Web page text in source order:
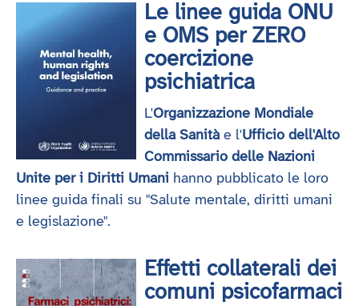
Le linee guida ONU
e OMS per ZERO
coercizione
psichiatrica
L'Organizzazione Mondiale
della Sanitàe l'Ufficio dell'Alto
Commissario delle Nazioni
Unite per i Diritti Umani hanno pubblicato le loro
linee guida finali su "Salute mentale, diritti umani
e legislazione".
Effetti collaterali dei
comuni psicofarmaci